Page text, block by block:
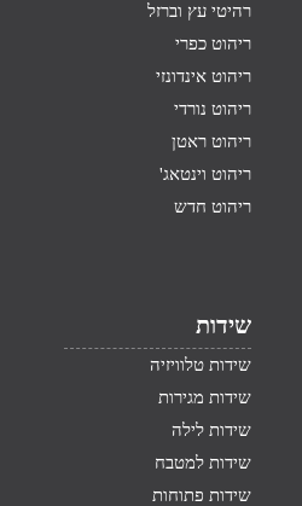
רהיטי עץ וברזל
ריהוט כפרי
ריהוט אינדונזי
ריהוט נורדי
ריהוט ראטן
ריהוט וינטאג'
ריהוט חדש
שידות
שידות טלוויזיה
שידות מגירות
שידות לילה
שידות למטבח
שידות פתוחות